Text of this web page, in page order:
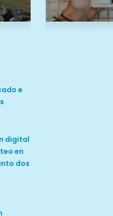
e
digital
en
dos